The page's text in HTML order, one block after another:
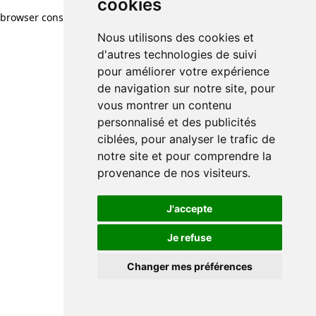
cookies
Nous utilisons des cookies et
d'autres technologies de suivi
pour améliorer votre expérience
de navigation sur notre site, pour
vous montrer un contenu
personnalisé et des publicités
ciblées, pour analyser le trafic de
notre site et pour comprendre la
provenance de nos visiteurs.
J'accepte
Je refuse
Changer mes préférences
browser console for more information)